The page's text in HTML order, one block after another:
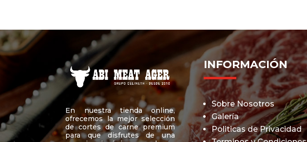
En nuestra tienda online,
ofrecemos la mejor selección
de cortes de carne premium
para que disfrutes de una
INFORMACIÓN
Sobre Nosotros
Galería
Politicas de Privacidad